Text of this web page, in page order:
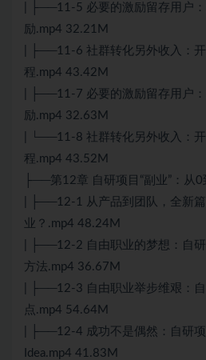
| ├──11-5 必要的激励留存用户
励.mp4 32.21M
| ├──11-6 社群转化另外收入：
程.mp4 43.42M
| ├──11-7 必要的激励留存用户
励.mp4 32.63M
| └──11-8 社群转化另外收入：
程.mp4 43.52M
├──第12章 自研项目“副业”：从
| ├──12-1 从产品到团队，全新篇
业？.mp4 48.24M
| ├──12-2 自由职业的梦想：自
方法.mp4 36.67M
| ├──12-3 自由职业举步维艰：
点.mp4 54.64M
| ├──12-4 成功不是偶然：自研
Idea.mp4 41.83M